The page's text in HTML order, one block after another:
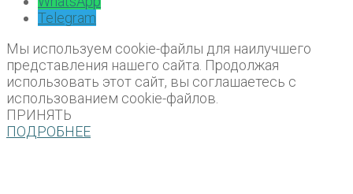
Telegram
Мы используем cookie-файлы для наилучшего
представления нашего сайта. Продолжая
использовать этот сайт, вы соглашаетесь с
использованием cookie-файлов.
ПРИНЯТЬ
ПОДРОБНЕЕ